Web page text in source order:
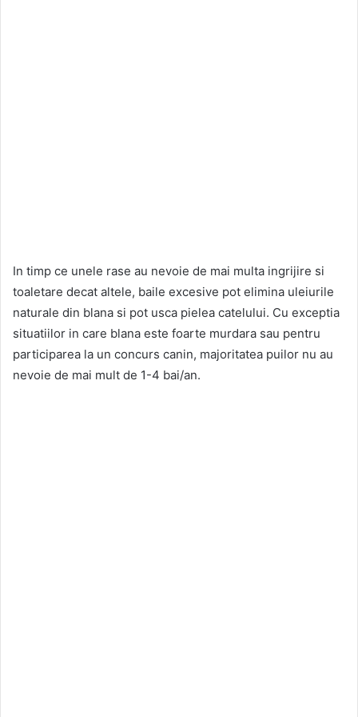
In timp ce unele rase au nevoie de mai multa ingrijire si
toaletare decat altele, baile excesive pot elimina uleiurile
naturale din blana si pot usca pielea catelului. Cu exceptia
situatiilor in care blana este foarte murdara sau pentru
participarea la un concurs canin, majoritatea puilor nu au
nevoie de mai mult de 1-4 bai/an.